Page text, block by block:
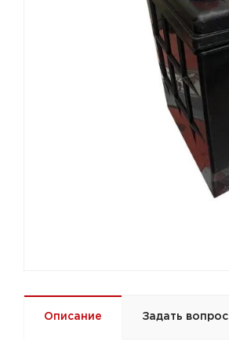
Описание Задать вопрос